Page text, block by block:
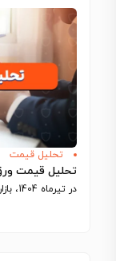
تحلیل قیمت
تحلیل قیمت ورق